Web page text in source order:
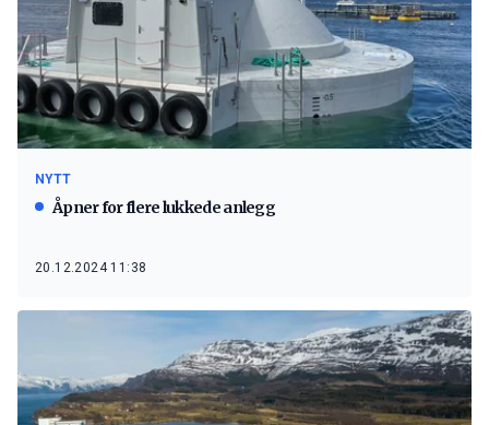
NYTT
Åpner for flere lukkede anlegg
20.12.2024 11:38